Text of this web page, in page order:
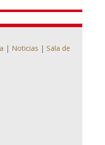
| Noticias | Sala de